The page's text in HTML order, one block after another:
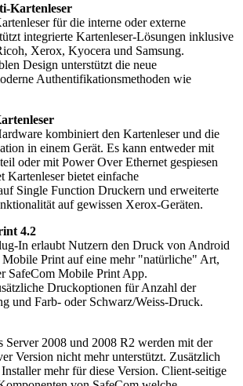
Kartenleser
für die interne oder externe
integrierte Kartenleser-Lösungen inklusive
Xerox, Kyocera und Samsung.
Design unterstützt die neue
Authentifikationsmethoden wie
kombiniert den Kartenleser und die
in einem Gerät. Es kann entweder mit
oder mit Power Over Ethernet gespiesen
Kartenleser bietet einfache
Single Function Druckern und erweiterte
auf gewissen Xerox-Geräten.
4.2
In erlaubt Nutzern den Druck von Android
Mobile Print auf eine mehr "natürliche" Art,
SafeCom Mobile Print App.
Druckoptionen für Anzahl der
und Farb- oder Schwarz/Weiss-Druck.
Server 2008 und 2008 R2 werden mit der
Version nicht mehr unterstützt. Zusätzlich
mehr für diese Version. Client-seitige